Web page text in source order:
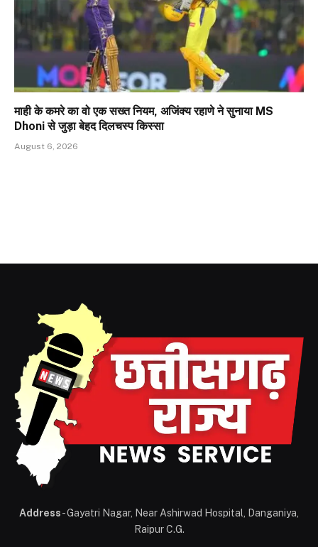
माही के कमरे का वो एक सख्त नियम, अजिंक्‍य रहाणे ने सुनाया MS
Dhoni से जुड़ा बेहद दिलचस्प किस्सा
August 6, 2026
Address- Gayatri Nagar, Near Ashirwad Hospital, Danganiya,
Raipur C.G.